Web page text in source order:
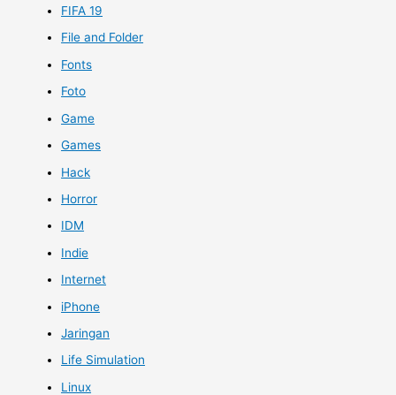
FIFA 19
File and Folder
Fonts
Foto
Game
Games
Hack
Horror
IDM
Indie
Internet
iPhone
Jaringan
Life Simulation
Linux